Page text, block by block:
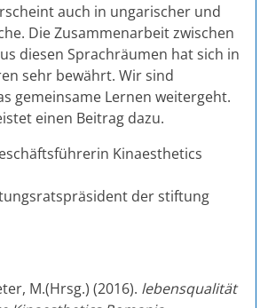
auch in ungarischer und
Die Zusammenarbeit zwischen
diesen Sprachräumen hat sich in
sehr bewährt. Wir sind
gemeinsame Lernen weitergeht.
einen Beitrag dazu.
Kinaesthetics
der stiftung
M.(Hrsg.) (2016). lebensqualität